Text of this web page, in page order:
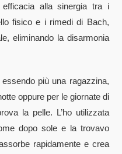
alla sinergia tra i
fisico e i rimedi di Bach,
eliminando la disarmonia
più una ragazzina,
oppure per le giornate di
la pelle. L’ho utilizzata
dopo sole e la trovavo
rapidamente e crea